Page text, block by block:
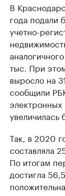
В
года подали
учетно-
тыс. При
выросло на
сообщили
увеличилась
Так, в 2020
составляла
По итогам
достигла